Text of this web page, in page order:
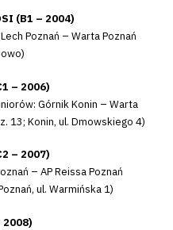
(B1 – 2004)
Poznań – Warta Poznań
– 2006)
Górnik Konin – Warta
13; Konin, ul. Dmowskiego 4)
– 2007)
– AP Reissa Poznań
ul. Warmińska 1)
2008)